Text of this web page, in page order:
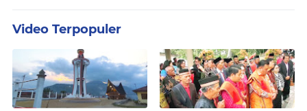
Video Terpopuler